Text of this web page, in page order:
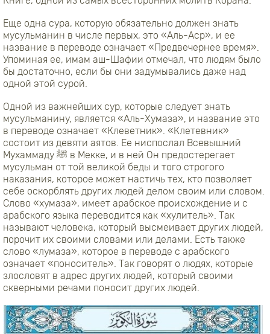
Еще одна сура, которую обязательно должен знать
мусульманин в числе первых, это «Аль-Аср», и ее
название в переводе означает «Предвечернее время».
Упоминая ее, имам аш-Шафии отмечал, что людям было
бы достаточно, если бы они задумывались даже над
одной этой сурой.
Одной из важнейших сур, которые следует знать
мусульманину, является «Аль-Хумаза», и название это
в переводе означает «Клеветник». «Клетевник»
состоит из девяти аятов. Ее ниспослал Всевышний
Мухаммаду ﷺ в Мекке, и в ней Он предостерегает
мусульман от той великой беды и того строгого
наказания, которое может настичь тех, кто позволяет
себе оскорблять других людей делом своим или словом.
Слово «хумаза», имеет арабское происхождение и с
арабского языка переводится как «хулитель». Так
называют человека, который высмеивает других людей,
порочит их своими словами или делами. Есть также
слово «лумаза», которое в переводе с арабского
означает «поноситель». Так говорят о людях, которые
злословят в адрес других людей, который своими
скверными речами поносит других людей.